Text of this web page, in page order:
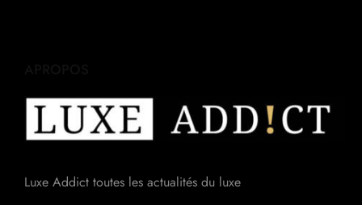
Luxe Addict toutes les actualités du luxe